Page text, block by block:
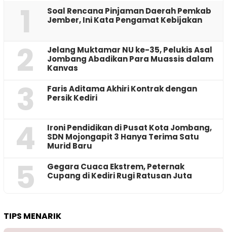
1
‎Soal Rencana Pinjaman Daerah Pemkab
Jember, Ini Kata Pengamat Kebijakan ‎
2
Jelang Muktamar NU ke-35, Pelukis Asal
Jombang Abadikan Para Muassis dalam
Kanvas
3
Faris Aditama Akhiri Kontrak dengan
Persik Kediri
4
Ironi Pendidikan di Pusat Kota Jombang,
SDN Mojongapit 3 Hanya Terima Satu
Murid Baru
5
‎Gegara Cuaca Ekstrem, Peternak
Cupang di Kediri Rugi Ratusan Juta
TIPS MENARIK